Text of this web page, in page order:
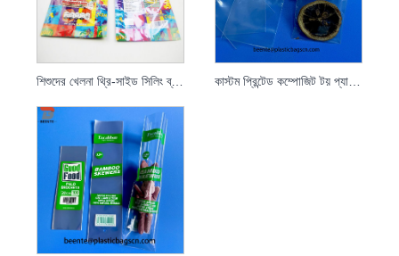
শিশুদের খেলনা থ্রি-সাইড সিলিং ব্যাগ কাস্টম প্রিন্টেড কম্পোজিট টয় প্যাকেজিং ব্যাগ